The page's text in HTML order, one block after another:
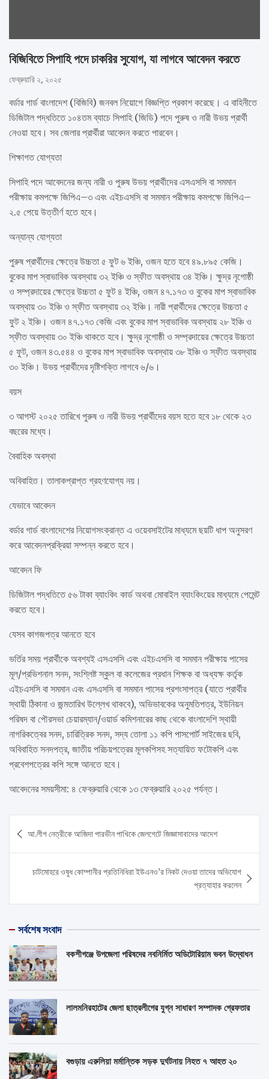
বিজিবিতে সিপাহি পদে চাকরির সুযোগ, যা লাগবে আবেদন করতে
ফেব্রুয়ারি ২, ২০২৫
বর্ডার গার্ড বাংলাদেশ (বিজিবি) জনবল নিয়োগে বিজ্ঞপ্তি প্রকাশ করেছে। এ বাহিনীতে
ডিজিটাল পদ্ধতিতে ১০৪তম ব্যাচে সিপাহি (জিডি) পদে পুরুষ ও নারী উভয় প্রার্থী
নেওয়া হবে। সব জেলার প্রার্থীরা আবেদন করতে পারবেন।
শিক্ষাগত যোগ্যতা
সিপাহি পদে আবেদনের জন্য নারী ও পুরুষ উভয় প্রার্থীদের এসএসসি বা সমমান
পরীক্ষায় কমপক্ষে জিপিএ–৩ এবং এইচএসসি বা সমমান পরীক্ষায় কমপক্ষে জিপিএ–
২.৫ পেয়ে উত্তীর্ণ হতে হবে।
অন্যান্য যোগ্যতা
পুরুষ প্রার্থীদের ক্ষেত্রে উচ্চতা ৫ ফুট ৬ ইঞ্চি, ওজন হতে হবে ৪৯.৮৯৫ কেজি।
বুকের মাপ স্বাভাবিক অবস্থায় ৩২ ইঞ্চি ও স্ফীত অবস্থায় ৩৪ ইঞ্চি। ক্ষুদ্র নৃগোষ্ঠী
ও সম্প্রদায়ের ক্ষেত্রে উচ্চতা ৫ ফুট ৪ ইঞ্চি, ওজন ৪৭.১৭৩ ও বুকের মাপ স্বাভাবিক
অবস্থায় ৩০ ইঞ্চি ও স্ফীত অবস্থায় ৩২ ইঞ্চি। নারী প্রার্থীদের ক্ষেত্রে উচ্চতা ৫
ফুট ২ ইঞ্চি। ওজন ৪৭.১৭৩ কেজি এবং বুকের মাপ স্বাভাবিক অবস্থায় ২৮ ইঞ্চি ও
স্ফীত অবস্থায় ৩০ ইঞ্চি থাকতে হবে। ক্ষুদ্র নৃগোষ্ঠী ও সম্প্রদায়ের ক্ষেত্রে উচ্চতা
৫ ফুট, ওজন ৪৩.৫৪৪ ও বুকের মাপ স্বাভাবিক অবস্থায় ৩৮ ইঞ্চি ও স্ফীত অবস্থায়
৩০ ইঞ্চি। উভয় প্রার্থীদের দৃষ্টিশক্তি লাগবে ৬/৬।
বয়স
৩ আগস্ট ২০২৫ তারিখে পুরুষ ও নারী উভয় প্রার্থীদের বয়স হতে হবে ১৮ থেকে ২৩
বছরের মধ্যে।
বৈবাহিক অবস্থা
অবিবাহিত। তালাকপ্রাপ্ত গ্রহণযোগ্য নয়।
যেভাবে আবেদন
বর্ডার গার্ড বাংলাদেশের নিয়োগসংক্রান্ত এ ওয়েবসাইটের মাধ্যমে ছয়টি ধাপ অনুসরণ
করে আবেদনপ্রক্রিয়া সম্পন্ন করতে হবে।
আবেদন ফি
ডিজিটাল পদ্ধতিতে ৫৬ টাকা ব্যাংকিং কার্ড অথবা মোবাইল ব্যাংকিংয়ের মাধ্যমে পেমেন্ট
করতে হবে।
যেসব কাগজপত্র আনতে হবে
ভর্তির সময় প্রার্থীকে অবশ্যই এসএসসি এবং এইচএসসি বা সমমান পরীক্ষায় পাসের
মূল/প্রভিশনাল সনদ, সংশ্লিষ্ট স্কুল বা কলেজের প্রধান শিক্ষক বা অধ্যক্ষ কর্তৃক
এইচএসসি বা সমমান এবং এসএসসি বা সমমান পাসের প্রশংসাপত্র (যাতে প্রার্থীর
স্থায়ী ঠিকানা ও জন্মতারিখ উল্লেখ থাকবে), অভিভাবকের অনুমতিপত্র, ইউনিয়ন
পরিষদ বা পৌরসভা চেয়ারম্যান/ওয়ার্ড কমিশনারের কাছ থেকে বাংলাদেশি স্থায়ী
নাগরিকত্বের সনদ, চারিত্রিক সনদ, সদ্য তোলা ১১ কপি পাসপোর্ট সাইজের ছবি,
অবিবাহিত সনদপত্র, জাতীয় পরিচয়পত্রের মূলকপিসহ সত্যায়িত ফটোকপি এবং
প্রবেশপত্রের কপি সঙ্গে আনতে হবে।
আবেদনের সময়সীমা: ৪ ফেব্রুয়ারি থেকে ১৩ ফেব্রুয়ারি ২০২৫ পর্যন্ত।
navigation
আ.লীগ নেত্রীকে আজিদা পারভীন পাখিকে জেলগেটে জিজ্ঞাসাবাদের আদেশ
চাটমোহরে ওষুধ কোম্পানীর প্রতিনিধিরা ইউএনও’র নিকট দেওয়া তাদের অভিযোগ
প্রত্যাহার করলেন
সর্বশেষ সংবাদ
বকশীগঞ্জে উপজেলা পরিষদের নবনির্মিত অডিটোরিয়াম ভবন উদ্বোধন
লালমনিরহাটের জেলা ছাত্রলীগের যুগ্ন সাধারণ সম্পাদক গ্রেফতার
বগুড়ায় এরুলিয়া মর্মান্তিক সড়ক দুর্ঘটনায় নিহত ৭ আহত ২০